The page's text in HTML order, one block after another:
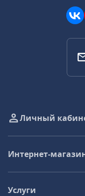
Личный
Интернет-
Услуги